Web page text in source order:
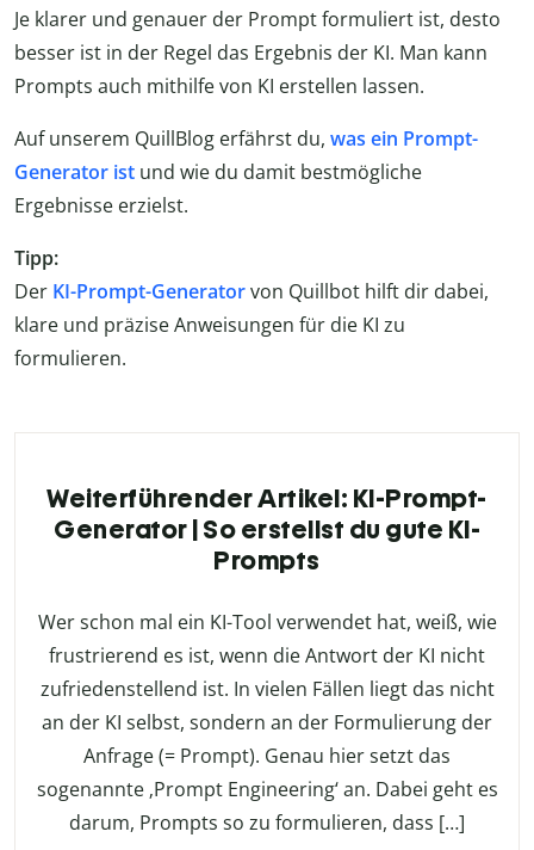
Je klarer und genauer der Prompt formuliert ist, desto
besser ist in der Regel das Ergebnis der KI. Man kann
Prompts auch mithilfe von KI erstellen lassen.
Auf unserem QuillBlog erfährst du, was ein Prompt-
Generator ist und wie du damit bestmögliche
Ergebnisse erzielst.
Tipp:
Der KI-Prompt-Generatorvon Quillbot hilft dir dabei,
klare und präzise Anweisungen für die KI zu
formulieren.
Weiterführender Artikel: KI-Prompt-
Generator | So erstellst du gute KI-
Prompts
Wer schon mal ein KI-Tool verwendet hat, weiß, wie
frustrierend es ist, wenn die Antwort der KI nicht
zufriedenstellend ist. In vielen Fällen liegt das nicht
an der KI selbst, sondern an der Formulierung der
Anfrage (= Prompt). Genau hier setzt das
sogenannte ‚Prompt Engineering‘ an. Dabei geht es
darum, Prompts so zu formulieren, dass […]